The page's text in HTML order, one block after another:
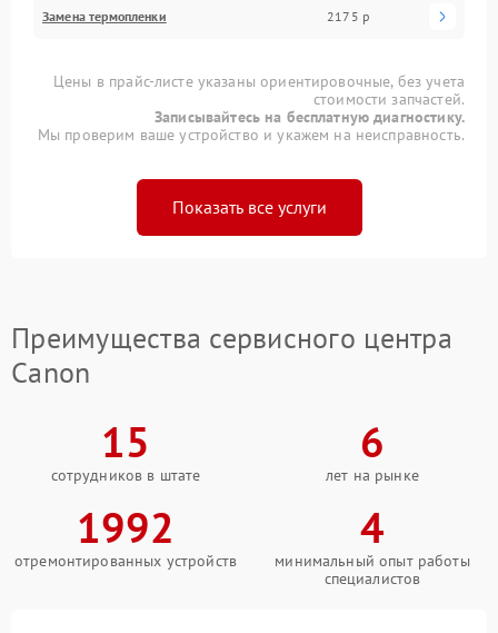
Замена термопленки 2175 р
Цены в прайс-листе указаны ориентировочные, без учета
стоимости запчастей.
Записывайтесь на бесплатную диагностику.
Мы проверим ваше устройство и укажем на неисправность.
Показать все услуги
Преимущества сервисного центра
Canon
15
сотрудников в штате
6
лет на рынке
1992
отремонтированных устройств
4
минимальный опыт работы
специалистов